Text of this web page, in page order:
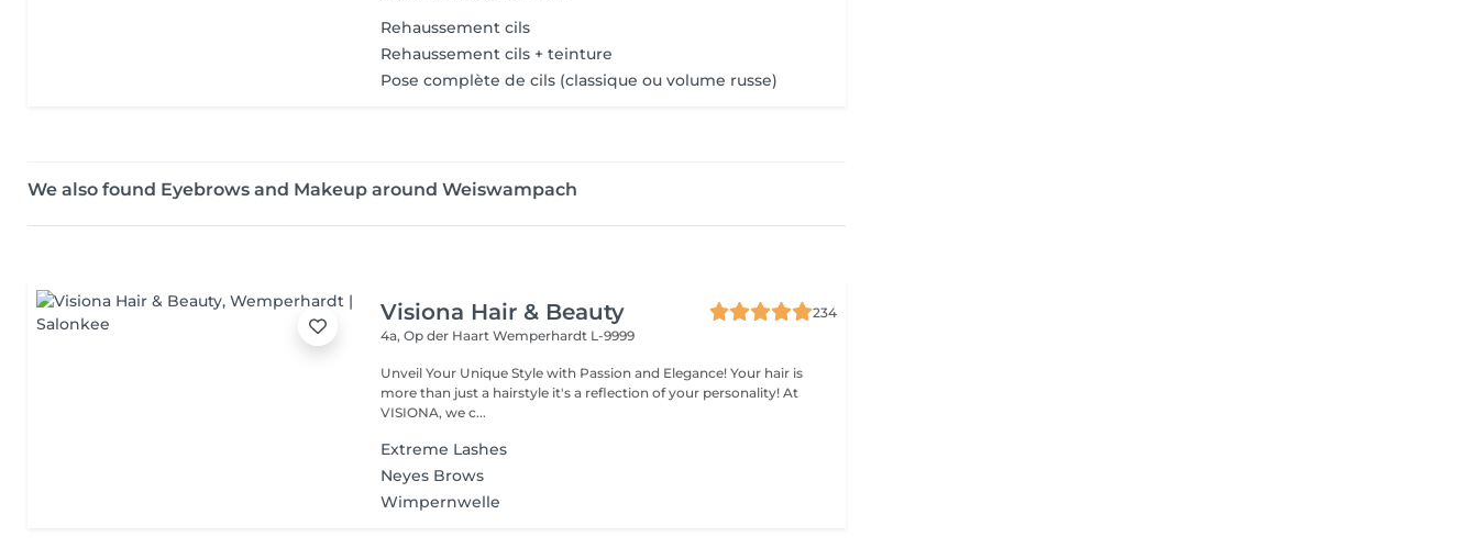
Rehaussement cils
Rehaussement cils + teinture
Pose complète de cils (classique ou volume russe)
We also found Eyebrows and Makeup around Weiswampach
Visiona Hair & Beauty
234
4a, Op der HaartWemperhardt L-9999
Unveil Your Unique Style with Passion and Elegance! Your hair is
more than just a hairstyle it's a reflection of your personality! At
VISIONA, we c...
Extreme Lashes
Neyes Brows
Wimpernwelle